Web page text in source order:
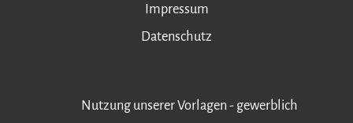
Impressum
Datenschutz
Nutzung unserer Vorlagen - gewerblich